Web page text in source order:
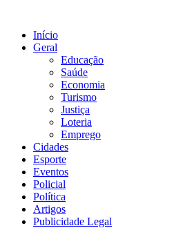
conteúdo
Início
Geral
Educação
Saúde
Economia
Turismo
Justiça
Loteria
Emprego
Cidades
Esporte
Eventos
Policial
Política
Artigos
Publicidade Legal